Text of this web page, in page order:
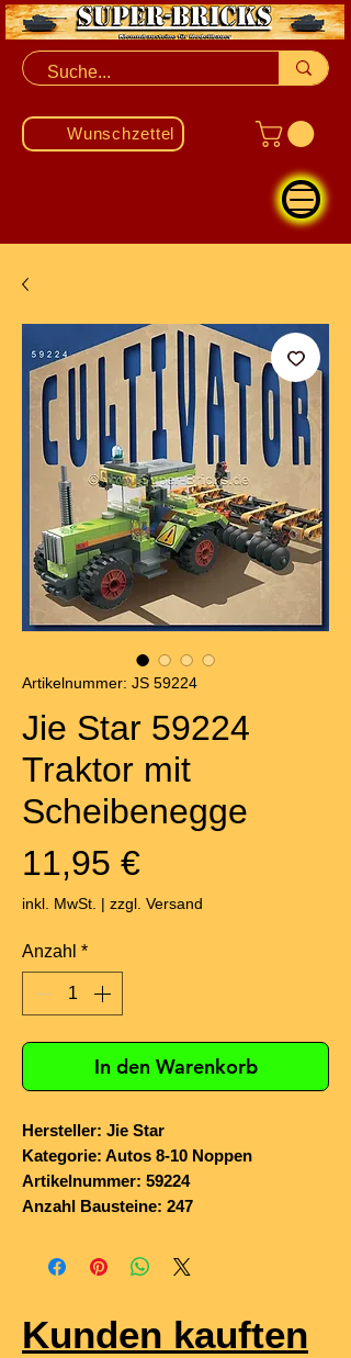
Wunschzettel
Artikelnummer: JS 59224
Jie Star 59224
Traktor mit
Scheibenegge
11,95 €Preis
inkl. MwSt. | zzgl. Versand
Anzahl *
In den Warenkorb
Hersteller: Jie Star
Kategorie: Autos 8-10 Noppen
Artikelnummer: 59224
Anzahl Bausteine: 247
Kunden kauften